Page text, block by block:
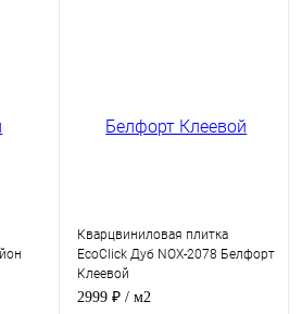
Кварцвиниловая плитка
EcoClick Дуб NOX-2078 Белфорт
Клеевой
2999 ₽ / м2